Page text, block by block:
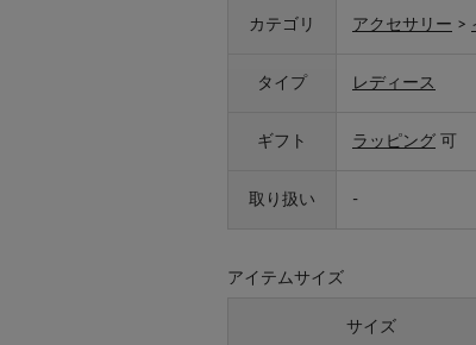
カテゴリ アクセサリー >
タイプ レディース
ギフト ラッピング 可
取り扱い -
アイテムサイズ
サイズ